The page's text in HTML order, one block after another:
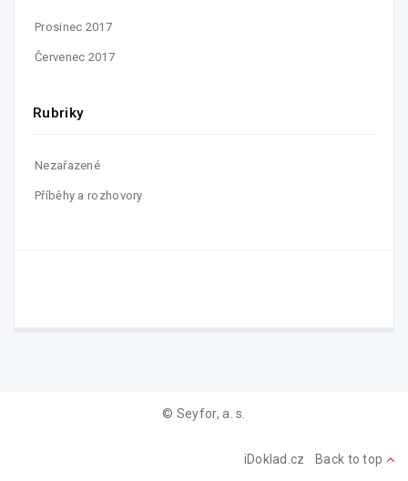
Prosinec 2017
Červenec 2017
Rubriky
Nezařazené
Příběhy a rozhovory
© Seyfor, a. s.
iDoklad.cz Back to top